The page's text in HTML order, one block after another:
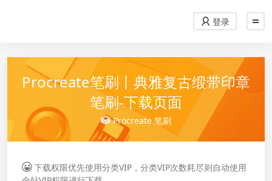
登录
Procreate笔刷丨典雅复古缎带印章
笔刷-下载页面
Procreate 笔刷
下载权限优先使用分类VIP，分类VIP次数耗尽则自动使用